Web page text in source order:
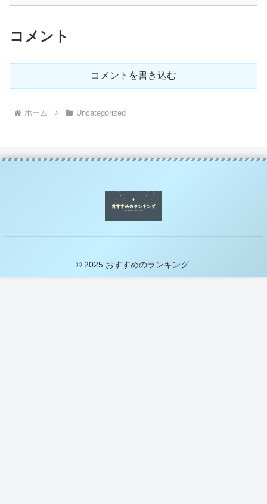
コメント
コメントを書き込む
ホーム Uncategorized
© 2025 おすすめのランキング.